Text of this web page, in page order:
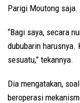
Parigi Moutong saja.
“Bagi saya, secara
dububarin harusnya.
sesuatu,” tekannya.
Dia mengatakan,
beroperasi